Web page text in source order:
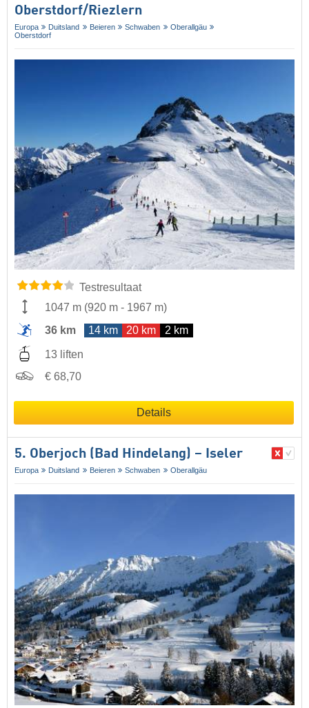
Oberstdorf/​Riezlern
Europa Duitsland Beieren Schwaben
Oberallgäu
Oberstdorf
Testresultaat
1047 m (920 m - 1967 m)
36 km
14 km 20 km 2 km
13 liften
€ 68,70
Details
5. Oberjoch (Bad Hindelang) – Iseler
Europa Duitsland Beieren Schwaben Oberallgäu